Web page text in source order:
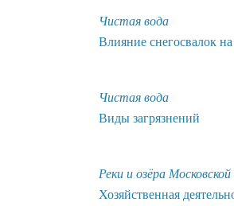
Чистая вода
Влияние снегосвалок
Чистая вода
Виды загрязнений
Реки и озёра
Хозяйственная